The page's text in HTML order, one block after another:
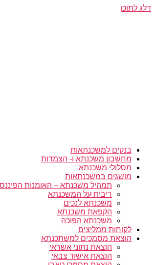
דלג לתוכן
בנקים למשכנתאות
מחשבון משכנתא ו- הצמדות
מסלולי משכנתא
מושגים במשכנתאות
תמהיל משכנתא – האומנות
ריבית על המשכנתא
משכנתא לנכים
הקפאת משכנתא
משכנתא הפוכה
לקוחות ממליצים
הוצאת מסמכים למשתכנתא
הוצאת נתוני אשראי
הוצאת אישור צבאי